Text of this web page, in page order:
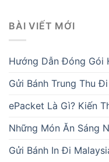
BÀI VIẾT MỚI
Hướng Dẫn Đóng Gói
Gửi Bánh Trung Thu
ePacket Là Gì? Kiến
Những Món Ăn Sáng
Gửi Bánh In Đi